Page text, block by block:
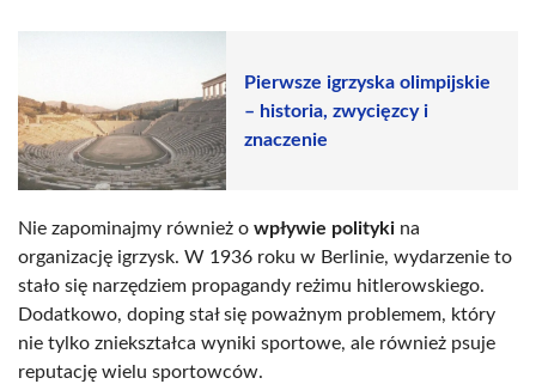
Pierwsze igrzyska olimpijskie
– historia, zwycięzcy i
znaczenie
Nie zapominajmy również o wpływie polityki na
organizację igrzysk. W 1936 roku w Berlinie, wydarzenie to
stało się narzędziem propagandy reżimu hitlerowskiego.
Dodatkowo, doping stał się poważnym problemem, który
nie tylko zniekształca wyniki sportowe, ale również psuje
reputację wielu sportowców.